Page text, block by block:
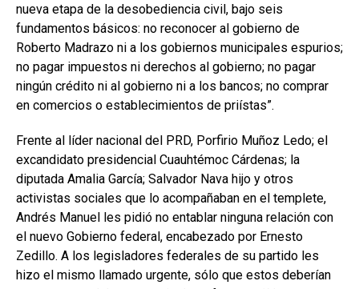
nueva etapa de la desobediencia civil, bajo seis
fundamentos básicos: no reconocer al gobierno de
Roberto Madrazo ni a los gobiernos municipales espurios;
no pagar impuestos ni derechos al gobierno; no pagar
ningún crédito ni al gobierno ni a los bancos; no comprar
en comercios o establecimientos de priístas”.
Frente al líder nacional del PRD, Porfirio Muñoz Ledo; el
excandidato presidencial Cuauhtémoc Cárdenas; la
diputada Amalia García; Salvador Nava hijo y otros
activistas sociales que lo acompañaban en el templete,
Andrés Manuel les pidió no entablar ninguna relación con
el nuevo Gobierno federal, encabezado por Ernesto
Zedillo. A los legisladores federales de su partido les
hizo el mismo llamado urgente, sólo que estos deberían